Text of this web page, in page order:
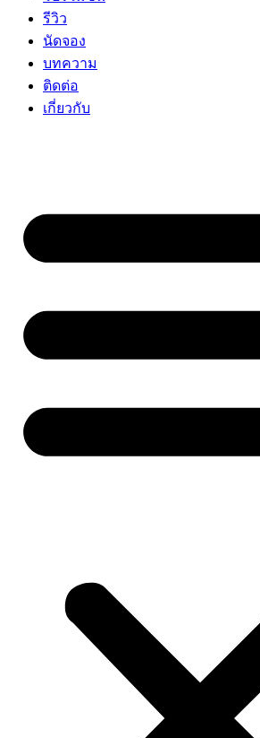
รีวิว
นัดจอง
บทความ
ติดต่อ
เกี่ยวกับ